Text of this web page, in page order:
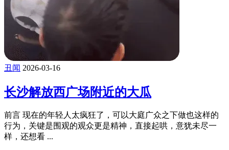
丑闻 2026-03-16
长沙解放西广场附近的大瓜
前言 现在的年轻人太疯狂了，可以大庭广众之下做也这样的
行为，关键是围观的观众更是精神，直接起哄，意犹未尽一
样，还想看 ...